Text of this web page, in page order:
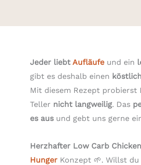
Jeder liebt Aufläufe und ein
gibt es deshalb einen
Mit diesem Rezept probierst
Teller nicht langweilig. Das
es aus und gebt uns gerne
Herzhafter Low Carb
Hunger Konzept 🌱. Willst